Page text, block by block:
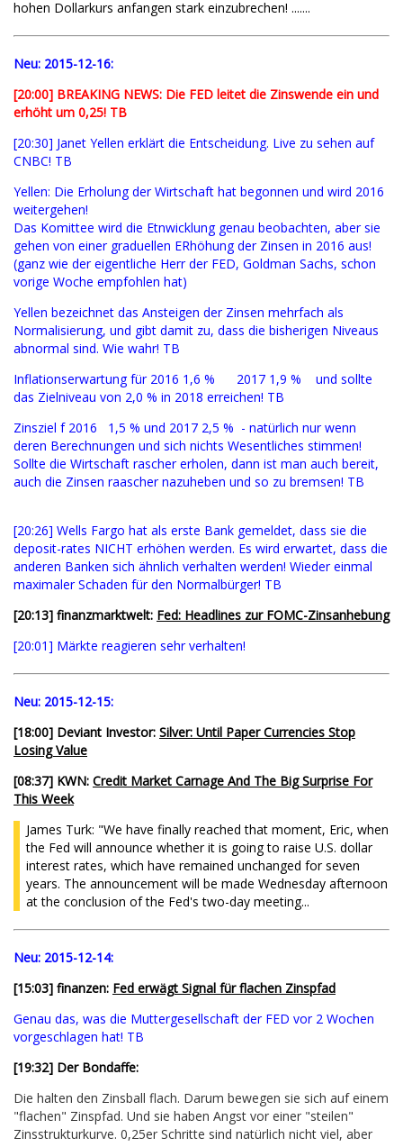
hohen Dollarkurs anfangen stark einzubrechen! .......
Neu: 2015-12-16:
[20:00] BREAKING NEWS: Die FED leitet die Zinswende ein und
erhöht um 0,25! TB
[20:30] Janet Yellen erklärt die Entscheidung. Live zu sehen auf
CNBC! TB
Yellen: Die Erholung der Wirtschaft hat begonnen und wird 2016
weitergehen!
Das Komittee wird die Etnwicklung genau beobachten, aber sie
gehen von einer graduellen ERhöhung der Zinsen in 2016 aus!
(ganz wie der eigentliche Herr der FED, Goldman Sachs, schon
vorige Woche empfohlen hat)
Yellen bezeichnet das Ansteigen der Zinsen mehrfach als
Normalisierung, und gibt damit zu, dass die bisherigen Niveaus
abnormal sind. Wie wahr! TB
Inflationserwartung für 2016 1,6 % 2017 1,9 % und sollte
das Zielniveau von 2,0 % in 2018 erreichen! TB
Zinsziel f 2016 1,5 % und 2017 2,5 % - natürlich nur wenn
deren Berechnungen und sich nichts Wesentliches stimmen!
Sollte die Wirtschaft rascher erholen, dann ist man auch bereit,
auch die Zinsen raascher nazuheben und so zu bremsen! TB
[20:26] Wells Fargo hat als erste Bank gemeldet, dass sie die
deposit-rates NICHT erhöhen werden. Es wird erwartet, dass die
anderen Banken sich ähnlich verhalten werden! Wieder einmal
maximaler Schaden für den Normalbürger! TB
[20:13] finanzmarktwelt: Fed: Headlines zur FOMC-Zinsanhebung
[20:01] Märkte reagieren sehr verhalten!
Neu: 2015-12-15:
[18:00] Deviant Investor: Silver: Until Paper Currencies Stop
Losing Value
[08:37] KWN: Credit Market Carnage And The Big Surprise For
This Week
James Turk: "We have finally reached that moment, Eric, when
the Fed will announce whether it is going to raise U.S. dollar
interest rates, which have remained unchanged for seven
years. The announcement will be made Wednesday afternoon
at the conclusion of the Fed's two-day meeting...
Neu: 2015-12-14:
[15:03] finanzen: Fed erwägt Signal für flachen Zinspfad
Genau das, was die Muttergesellschaft der FED vor 2 Wochen
vorgeschlagen hat! TB
[19:32] Der Bondaffe:
Die halten den Zinsball flach. Darum bewegen sie sich auf einem
"flachen" Zinspfad. Und sie haben Angst vor einer "steilen"
Zinsstrukturkurve. 0,25er Schritte sind natürlich nicht viel, aber